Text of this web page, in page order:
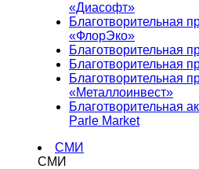
«Диасофт»
Благотворительная
«ФлорЭко»
Благотворительная
Благотворительная
Благотворительная
«Металлоинвест»
Благотворительная
Parle Market
СМИ
СМИ